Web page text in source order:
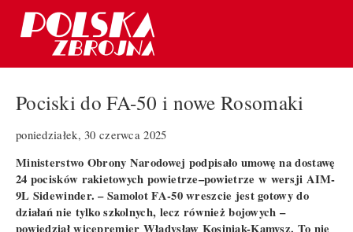
Pociski do FA-50 i nowe Rosomaki
poniedziałek, 30 czerwca 2025
Ministerstwo Obrony Narodowej podpisało umowę na dostawę
24 pocisków rakietowych powietrze–powietrze w wersji AIM-
9L Sidewinder. – Samolot FA-50 wreszcie jest gotowy do
działań nie tylko szkolnych, lecz również bojowych –
powiedział wicepremier Władysław Kosiniak-Kamysz. To nie